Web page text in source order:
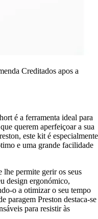
Creditados apos a
é a ferramenta ideal para
querem aperfeiçoar a sua
este kit é especialmente
e uma grande facilidade
lhe permite gerir os seus
design ergonómico,
o a otimizar o seu tempo
paragem Preston destaca-se
para resistir às